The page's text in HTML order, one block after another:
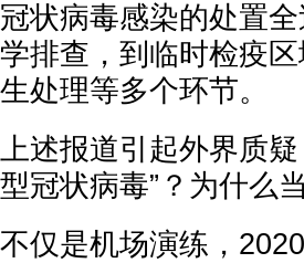
冠状病毒感染的处置
学排查，到临时检疫
生处理等多个环节。
上述报道引起外界质
型冠状病毒”？为什么
不仅是机场演练，